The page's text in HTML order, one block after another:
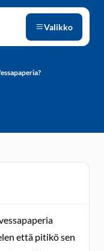
Valikko
että pitikö sen